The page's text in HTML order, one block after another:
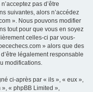
pas d’être
suivantes, alors n’accédez
». Nous pouvons modifier
tout pour que vous en soyez
celles-ci par vous-
» alors que des
légalement responsable
modifications.
ci-après par « ils », « eux »,
« phpBB Limited »,